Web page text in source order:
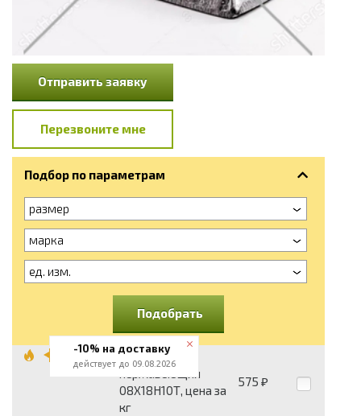
Отправить заявку
Перезвоните мне
Подбор по параметрам
размер
марка
ед. изм.
Подобрать
Слиток
нержавеющий
08Х18Н10Т, цена за
кг
575 ₽
-10% на доставку
действует до 09.08.2026